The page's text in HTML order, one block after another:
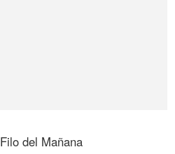
Filo del Mañana